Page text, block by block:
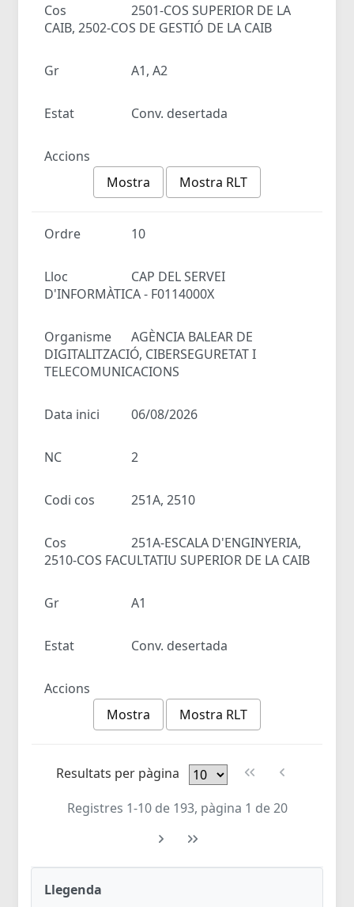
Cos
2501-COS SUPERIOR DE LA
CAIB, 2502-COS DE GESTIÓ DE LA CAIB
Gr A1, A2
Estat Conv. desertada
Accions
Mostra
Mostra RLT
Ordre 10
Lloc
CAP DEL SERVEI
D'INFORMÀTICA - F0114000X
Organisme
AGÈNCIA BALEAR DE
DIGITALITZACIÓ, CIBERSEGURETAT I
TELECOMUNICACIONS
Data inici 06/08/2026
NC 2
Codi cos 251A, 2510
Cos
251A-ESCALA D'ENGINYERIA,
2510-COS FACULTATIU SUPERIOR DE LA CAIB
Gr A1
Estat Conv. desertada
Accions
Mostra
Mostra RLT
Resultats per pàgina
Registres 1-10 de 193, pàgina 1 de 20
Llegenda